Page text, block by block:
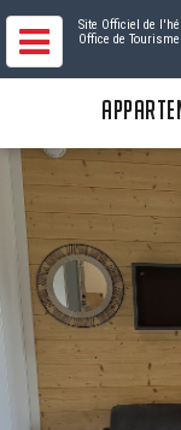
Site Officiel de
Office de